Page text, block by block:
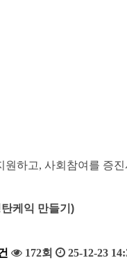
원하고, 사회참여를 증
케익 만들기)
172회
25-12-23